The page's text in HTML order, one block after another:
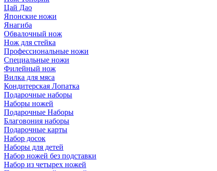
Цай Дао
Японские ножи
Янагиба
Обвалочный нож
Нож для стейка
Профессиональные ножи
Специальные ножи
Филейный нож
Вилка для мяса
Кондитерская Лопатка
Подарочные наборы
Наборы ножей
Подарочные Наборы
Благовония наборы
Подарочные карты
Набор досок
Наборы для детей
Набор ножей без подставки
Набор из четырех ножей